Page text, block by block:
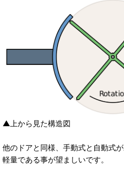
▲上から見た構造図
他のドアと同様、手動式と自動式
軽量である事が望ましいです。